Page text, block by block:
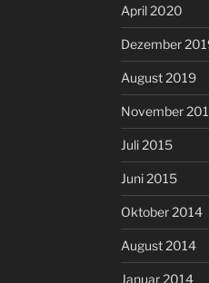
April 2020
Dezember
August 2019
November
Juli 2015
Juni 2015
Oktober 2014
August 2014
Januar 2014